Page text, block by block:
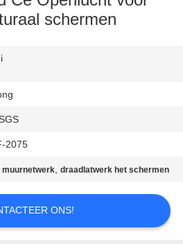
schermen
2075
muurnetwerk,draadlatwerk het schermen
ONS!